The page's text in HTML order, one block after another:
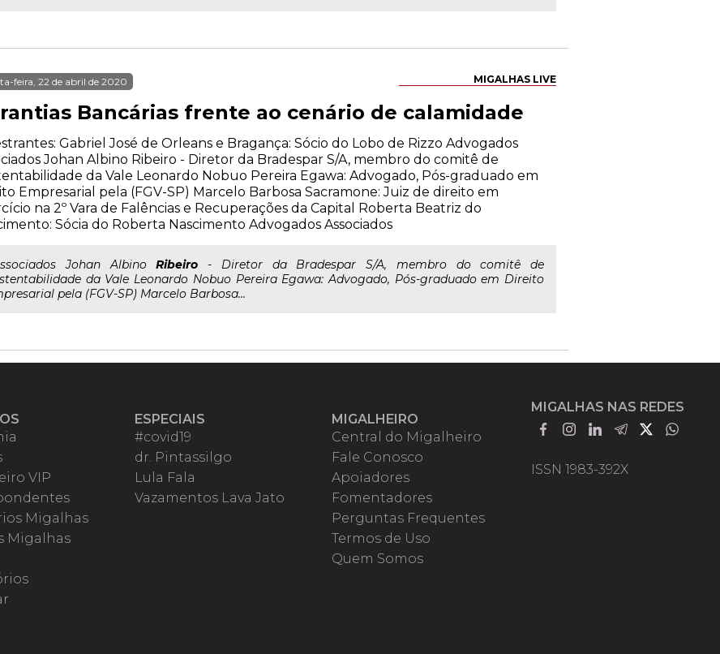
MIGALHAS LIVE
feira, 22 de abril de 2020
Bancárias frente ao cenário de calamidade
Gabriel José de Orleans e Bragança: Sócio do Lobo de Rizzo Advogados
Johan Albino Ribeiro - Diretor da Bradespar S/A, membro do comitê de
da Vale Leonardo Nobuo Pereira Egawa: Advogado, Pós-graduado em
Empresarial pela (FGV-SP) Marcelo Barbosa Sacramone: Juiz de direito em
na 2º Vara de Falências e Recuperações da Capital Roberta Beatriz do
Sócia do Roberta Nascimento Advogados Associados
Johan AlbinoRibeiro - Diretor da Bradespar S/A, membro do comitê de
da Vale Leonardo Nobuo Pereira Egawa: Advogado, Pós-graduado em Direito
pela (FGV-SP) Marcelo Barbosa...
VIP
Migalhas
Migalhas
ESPECIAIS
#covid19
dr. Pintassilgo
Lula Fala
Vazamentos Lava Jato
MIGALHEIRO
Central do Migalheiro
Fale Conosco
Apoiadores
Fomentadores
Perguntas Frequentes
Termos de Uso
Quem Somos
MIGALHAS NAS REDES
ISSN 1983-392X